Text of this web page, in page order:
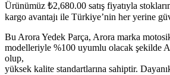
Ürünümüz ₺2,680.00 satış fiyatıyla
kargo avantajı ile Türkiye’nin her yerine
Bu Arora Yedek Parça, Arora marka
modelleriyle %100 uyumlu olacak şekilde
olup,
yüksek kalite standartlarına sahiptir.